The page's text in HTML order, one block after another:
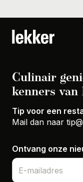
Culinair
kenners
Tip voor een
Mail dan naar
Ontvang onze